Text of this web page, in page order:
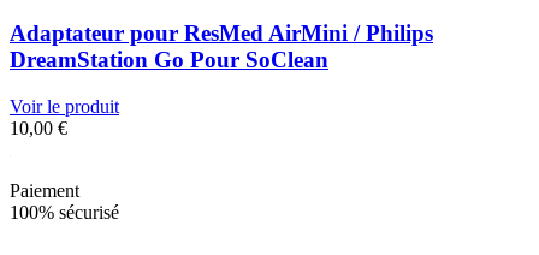
Adaptateur pour ResMed AirMini / Philips
DreamStation Go Pour SoClean
Voir le produit
10,00 €
Paiement
100% sécurisé